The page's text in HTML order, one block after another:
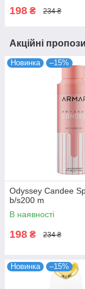
198 ₴ 234 ₴
Акційні
Новинка –15%
Odyssey Candee
b/s200 m
В наявності
198 ₴ 234 ₴
Новинка –15%